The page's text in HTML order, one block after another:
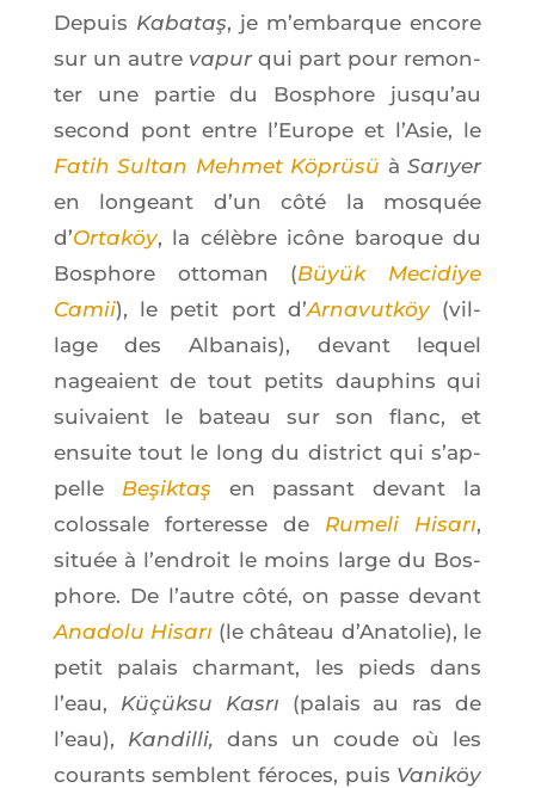
Depuis Kaba­taş, je m’embarque encore
sur un autre vapurqui part pour remon­
ter une par­tie du Bos­phore jus­qu’au
second pont entre l’Eu­rope et l’A­sie, le
Fatih Sul­tan Meh­met Köprüsü àSarıyer
en lon­geant d’un côté la mos­quée
d’Ortaköy, la célèbre icône baroque du
Bos­phore otto­man (Büyük Meci­diye
Camii), le petit port d’Arna­vutköy(vil­
lage des Alba­nais), devant lequel
nageaient de tout petits dau­phins qui
sui­vaient le bateau sur son flanc, et
ensuite tout le long du dis­trict qui s’ap­
pelle Beşik­taş en pas­sant devant la
colos­sale for­te­resse de Rume­li Hisarı,
située à l’en­droit le moins large du Bos­
phore. De l’autre côté, on passe devant
Ana­do­lu Hisarı (le châ­teau d’A­na­to­lie), le
petit palais char­mant, les pieds dans
l’eau, Küçük­su Kasrı (palais au ras de
l’eau), Kan­dilli, dans un coude où les
cou­rants semblent féroces, puis Vaniköy